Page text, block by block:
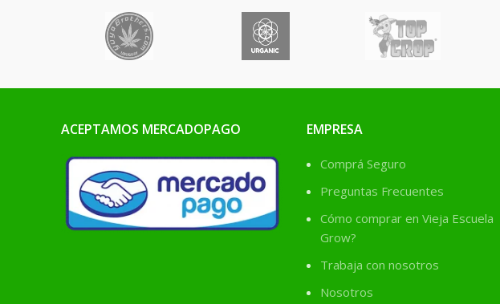
maximiza su
producción
ACEPTAMOS MERCADOPAGO EMPRESA
Comprá Seguro
Preguntas Frecuentes
Cómo comprar en Vieja Escuela
Grow?
Trabaja con nosotros
Nosotros